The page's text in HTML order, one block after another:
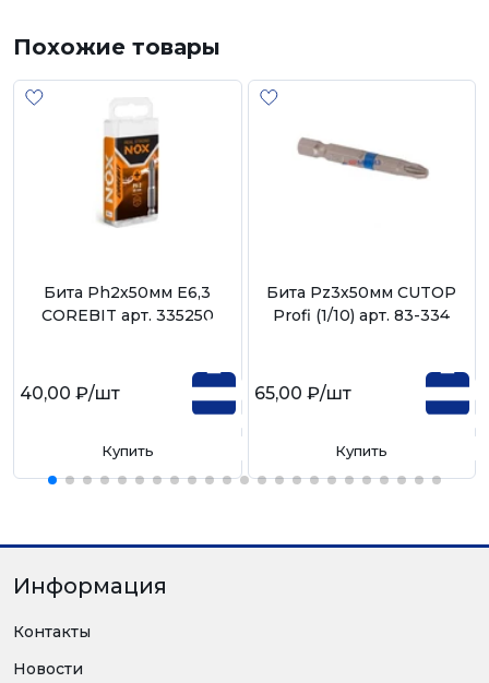
Похожие товары
Бита Ph2х50мм Е6,3
COREBIT арт. 335250
40,00 ₽/шт
Купить
Бита Pz3х50мм CUTOP
Profi (1/10) арт. 83-334
65,00 ₽/шт
Купить
Информация
Контакты
Новости